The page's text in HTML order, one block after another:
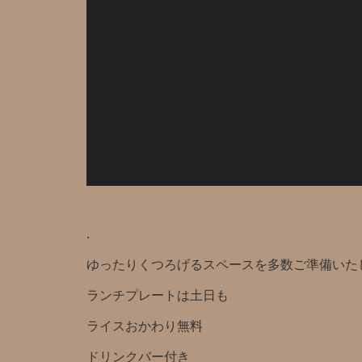
.
ゆったりくつろげるスペースを多数ご準備いた
ランチプレートは土日も
ライスおかわり無料
ドリンクバー付き